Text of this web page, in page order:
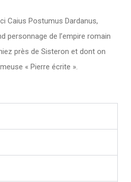
Caius Postumus Dardanus,
personnage de l’empire romain
près de Sisteron et dont on
« Pierre écrite ».